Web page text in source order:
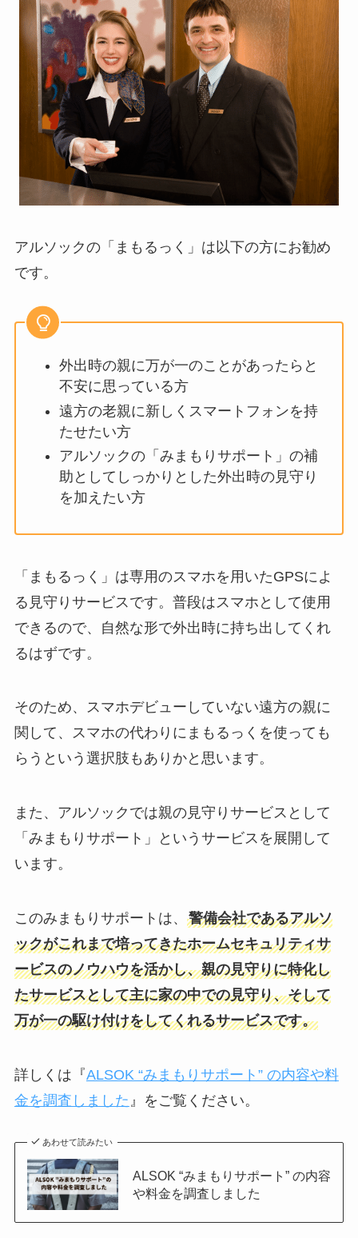
アルソックの「まもるっく」は以下の方にお勧め
です。
外出時の親に万が一のことがあったらと
不安に思っている方
遠方の老親に新しくスマートフォンを持
たせたい方
アルソックの「みまもりサポート」の補
助としてしっかりとした外出時の見守り
を加えたい方
「まもるっく」は専用のスマホを用いたGPSによ
る見守りサービスです。普段はスマホとして使用
できるので、自然な形で外出時に持ち出してくれ
るはずです。
そのため、スマホデビューしていない遠方の親に
関して、スマホの代わりにまもるっくを使っても
らうという選択肢もありかと思います。
また、アルソックでは親の見守りサービスとして
「みまもりサポート」というサービスを展開して
います。
このみまもりサポートは、 警備会社であるアルソ
ックがこれまで培ってきたホームセキュリティサ
ービスのノウハウを活かし、親の見守りに特化し
たサービスとして主に家の中での見守り、そして
万が一の駆け付けをしてくれるサービスです。
詳しくは『ALSOK “みまもりサポート” の内容や料
金を調査しました 』をご覧ください。
あわせて読みたい
ALSOK “みまもりサポート” の内容
や料金を調査しました